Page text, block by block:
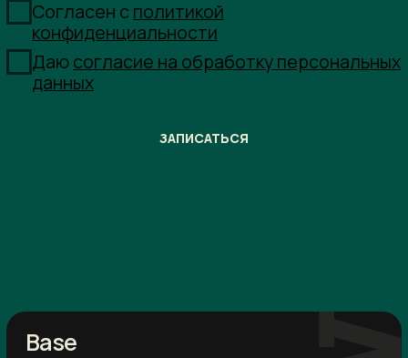
Одна индивидуальная консультация тренера
водного комплекса (45 мин)
Количество посещений:
Срок действия карты: